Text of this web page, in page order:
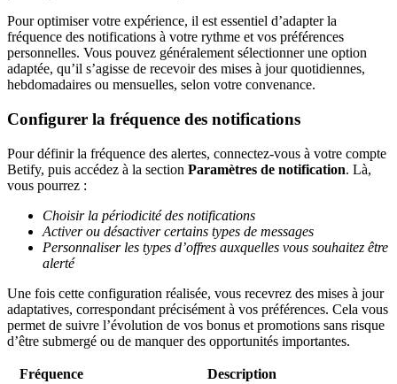
Pour optimiser votre expérience, il est essentiel d’adapter la
fréquence des notifications à votre rythme et vos préférences
personnelles. Vous pouvez généralement sélectionner une option
adaptée, qu’il s’agisse de recevoir des mises à jour quotidiennes,
hebdomadaires ou mensuelles, selon votre convenance.
Configurer la fréquence des notifications
Pour définir la fréquence des alertes, connectez-vous à votre compte
Betify, puis accédez à la section Paramètres de notification. Là,
vous pourrez :
Choisir la périodicité des notifications
Activer ou désactiver certains types de messages
Personnaliser les types d’offres auxquelles vous souhaitez être
alerté
Une fois cette configuration réalisée, vous recevrez des mises à jour
adaptatives, correspondant précisément à vos préférences. Cela vous
permet de suivre l’évolution de vos bonus et promotions sans risque
d’être submergé ou de manquer des opportunités importantes.
Fréquence
Description